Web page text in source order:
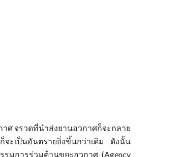
ศ จรวดที่นำส่งยานอวกาศก็จะกลาย
จะเป็นอันตรายยิ่งขึ้นกว่าเดิม ดังนั้น
มการร่วมด้านขยะอวกาศ (Agency